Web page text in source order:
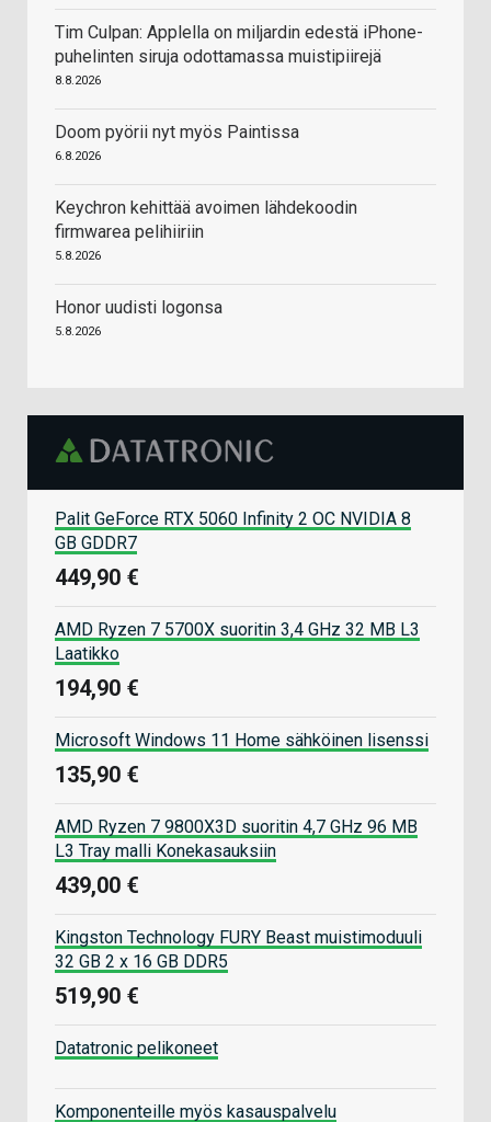
Tim Culpan: Applella on miljardin edestä iPhone-
puhelinten siruja odottamassa muistipiirejä
8.8.2026
Doom pyörii nyt myös Paintissa
6.8.2026
Keychron kehittää avoimen lähdekoodin
firmwarea pelihiiriin
5.8.2026
Honor uudisti logonsa
5.8.2026
Palit GeForce RTX 5060 Infinity 2 OC NVIDIA 8
GB GDDR7
449,90 €
AMD Ryzen 7 5700X suoritin 3,4 GHz 32 MB L3
Laatikko
194,90 €
Microsoft Windows 11 Home sähköinen lisenssi
135,90 €
AMD Ryzen 7 9800X3D suoritin 4,7 GHz 96 MB
L3 Tray malli Konekasauksiin
439,00 €
Kingston Technology FURY Beast muistimoduuli
32 GB 2 x 16 GB DDR5
519,90 €
Datatronic pelikoneet
Komponenteille myös kasauspalvelu